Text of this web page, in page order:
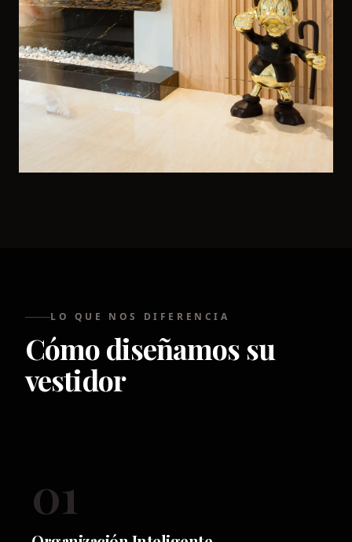
LO QUE NOS DIFERENCIA
Cómo diseñamos su
vestidor
01